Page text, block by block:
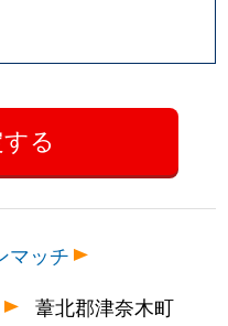
マッチ
葦北郡津奈木町